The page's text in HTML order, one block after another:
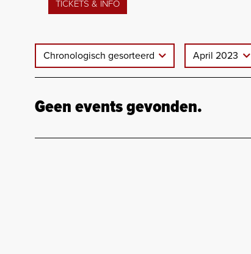
TICKETS & INFO
Chronologisch gesorteerd April 2023
Geen events gevonden.